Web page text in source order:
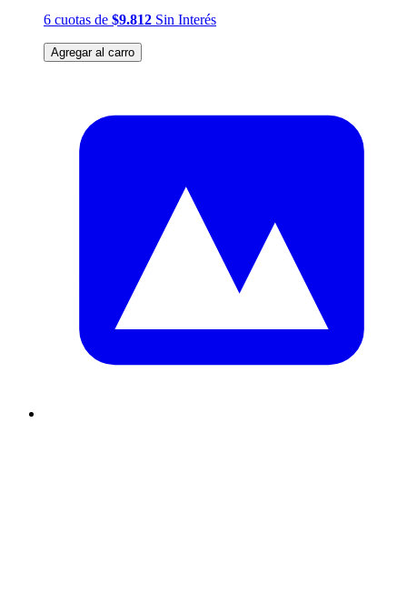
6 cuotas de $9.812 Sin Interés
Agregar al carro